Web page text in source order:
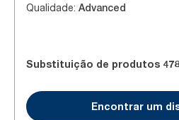
Qualidade: Advanced
Substituição de produtos
Encontrar um